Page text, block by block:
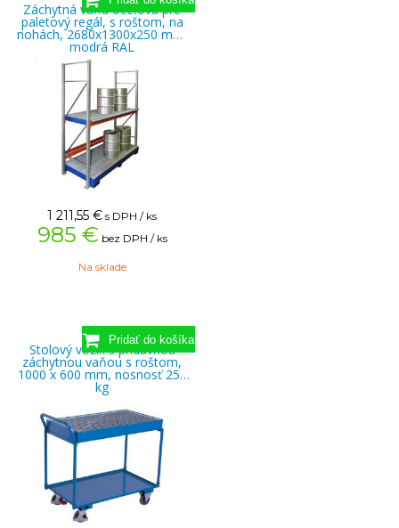
Záchytná vaňa oceľová pre
paletový regál, s roštom, na
nohách, 2680x1300x250 mm,
modrá RAL
1 211,55 € s DPH / ks
985 € bez DPH / ks
Na sklade
Stolový vozík s prídavnou
záchytnou vaňou s roštom,
1000 x 600 mm, nosnosť 250
kg